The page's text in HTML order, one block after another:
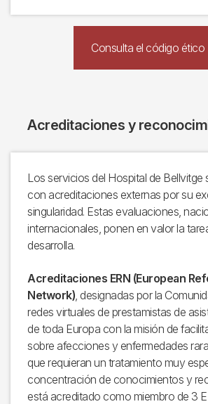
Consulta el código ético
Acreditaciones y
Los servicios del Hospital de
con acreditaciones externas por su
singularidad. Estas evaluaciones,
internacionales, ponen en valor la
desarrolla.
Acreditaciones ERN (European
Network) , designadas por la
redes virtuales de prestamistas de
de toda Europa con la misión de
sobre afecciones y enfermedades
que requieran un tratamiento muy
concentración de conocimientos y
está acreditado como miembro de 3